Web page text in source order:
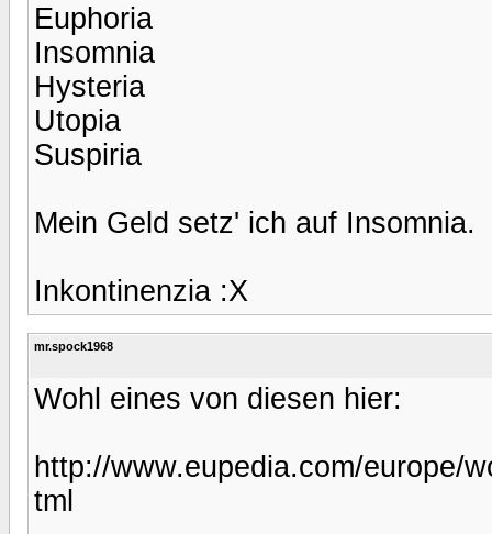
Euphoria
Insomnia
Hysteria
Utopia
Suspiria
Mein Geld setz' ich auf Insomnia.
Inkontinenzia :X
mr.spock1968
Wohl eines von diesen hier:
http://www.eupedia.com/europe/
tml